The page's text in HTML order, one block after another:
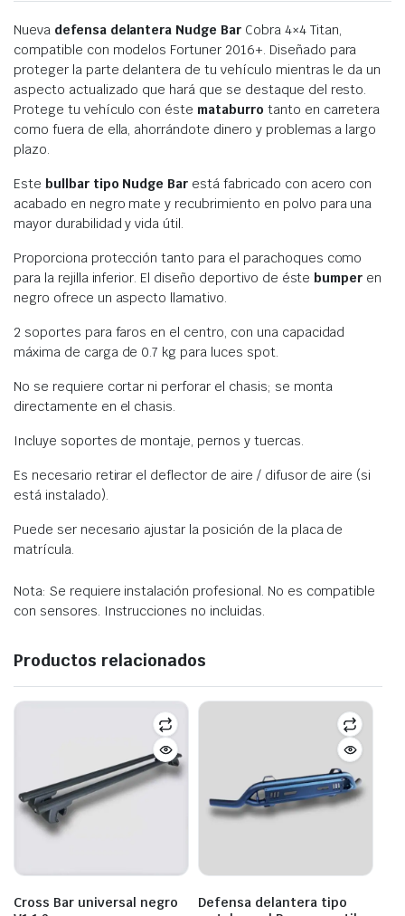
Nueva defensa delantera Nudge Bar Cobra 4×4 Titan,
compatible con modelos Fortuner 2016+. Diseñado para
proteger la parte delantera de tu vehículo mientras le da un
aspecto actualizado que hará que se destaque del resto.
Protege tu vehículo con éste mataburro tanto en carretera
como fuera de ella, ahorrándote dinero y problemas a largo
plazo.
Este bullbar tipo Nudge Bar está fabricado con acero con
acabado en negro mate y recubrimiento en polvo para una
mayor durabilidad y vida útil.
Proporciona protección tanto para el parachoques como
para la rejilla inferior. El diseño deportivo de éstebumper en
negro ofrece un aspecto llamativo.
2 soportes para faros en el centro, con una capacidad
máxima de carga de 0.7 kg para luces spot.
No se requiere cortar ni perforar el chasis; se monta
directamente en el chasis.
Incluye soportes de montaje, pernos y tuercas.
Es necesario retirar el deflector de aire / difusor de aire (si
está instalado).
Puede ser necesario ajustar la posición de la placa de
matrícula.
Nota: Se requiere instalación profesional. No es compatible
con sensores. Instrucciones no incluidas.
Productos relacionados
Cross Bar universal negro
Defensa delantera tipo